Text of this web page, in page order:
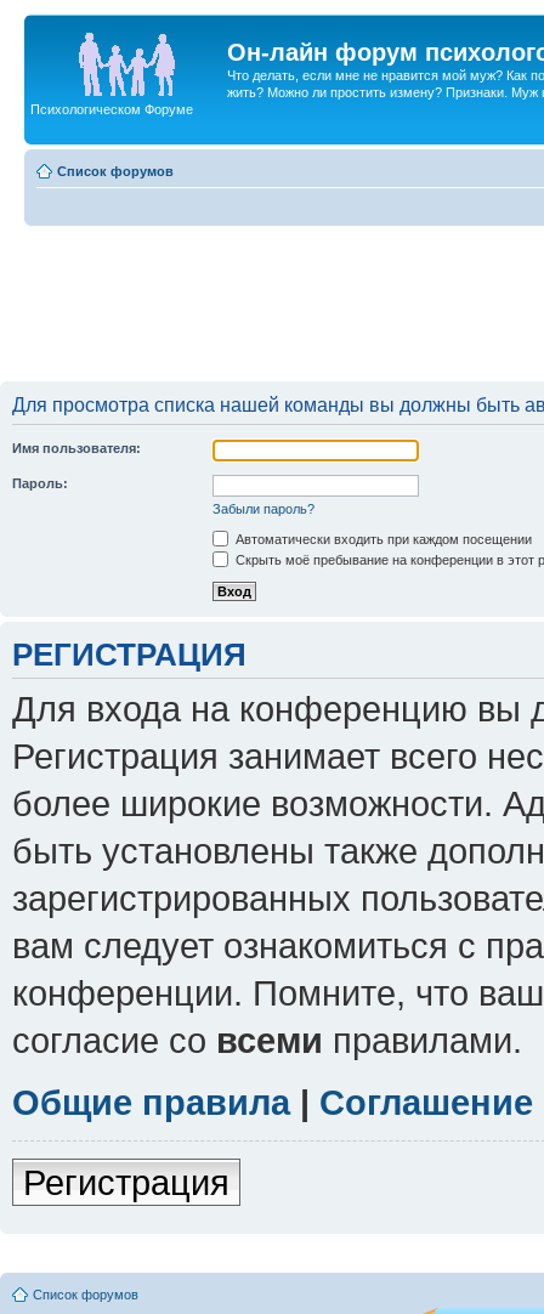
Он-лайн форум
Что делать, если мне не нравится мой муж? Как
жить? Можно ли простить измену? Признаки. Муж
Психологическом Форуме
Список форумов
Для просмотра списка нашей команды вы должны быть
Имя пользователя:
Пароль:
Забыли пароль?
Автоматически входить при каждом посещении
Скрыть моё пребывание на конференции в этот
РЕГИСТРАЦИЯ
Для входа на конференцию вы
Регистрация занимает всего
более широкие возможности.
быть установлены также
зарегистрированных
вам следует ознакомиться с
конференции. Помните, что
согласие со всеми правилами.
Общие правила|
Регистрация
Список форумов